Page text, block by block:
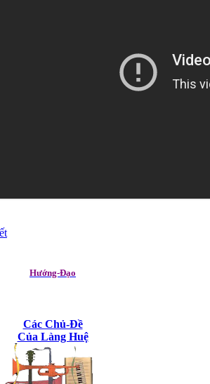
Hướng-Đạo
Các Chủ-Đề
Của Làng Huệ